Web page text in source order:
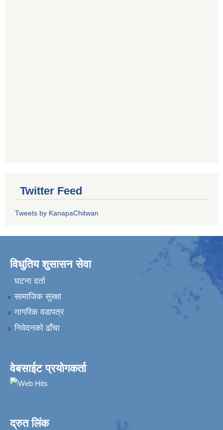
Twitter Feed
Tweets by KanapaChitwan
विधुतिय शुसासन सेवा
घटना दर्ता
सामाजिक सुरक्षा
नागरिक वडापत्र
निवेदनकाे ढाँचा
वेबसाईट प्रयोगकर्ता
द्रुत लिंक